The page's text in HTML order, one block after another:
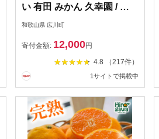
い 有田 みかん 久幸園 / 温
州みかん 有田みかん 甘い
※2026年11月下旬〜2027
年1月下旬に順次発送
//mandarin
和歌山県 広川町
寄付金額: 12,000円
4.8 （217件）
1サイトで掲載中